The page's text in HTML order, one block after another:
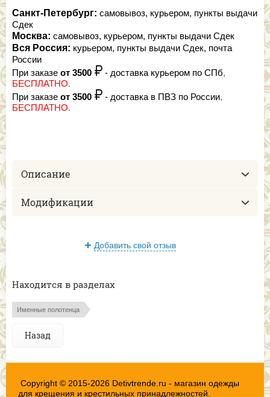
Санкт-Петербург: самовывоз, курьером, пункты выдачи
Сдек
Москва: самовывоз, курьером, пункты выдачи Сдек
Вся Россия: курьером, пункты выдачи Сдек, почта
России
При заказе от 3500 - доставка курьером по СПб,
БЕСПЛАТНО.
При заказе от 3500 - доставка в ПВЗ по России,
БЕСПЛАТНО.
Описание
Модификации
Добавить свой отзыв
Находится в разделах
Именные полотенца
Назад
Copyright © 2015-2026 Detivtrende.ru - магазин одежды
для крещения и крестильных принадлежностей.